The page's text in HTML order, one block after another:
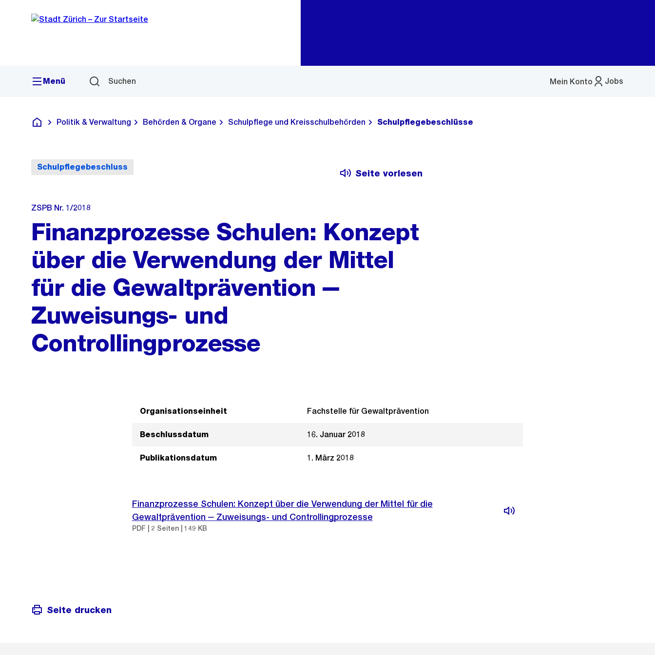
Navigation
Sprunglink
Menü Suchen Jobs
Mein Konto
Menü
Deutsch
Politik & Verwaltung Behörden & Organe Schulpflege und Kreisschulbehörden Schulpflegebeschlüsse
Schulpflegebeschluss
Seite vorlesen
ZSPB Nr. 1/2018
Finanzprozesse Schulen: Konzept
über die Verwendung der Mittel
für die Gewaltprävention ‒
Zuweisungs- und
Controllingprozesse
Organisationseinheit Fachstelle für Gewaltprävention
Beschlussdatum 16. Januar 2018
Publikationsdatum 1. März 2018
Finanzprozesse Schulen: Konzept über die Verwendung der Mittel für die
Gewaltprävention ‒ Zuweisungs- und Controllingprozesse
PDF | 2 Seiten | 149 KB
Seite drucken